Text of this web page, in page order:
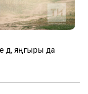
дә, яңгыры да